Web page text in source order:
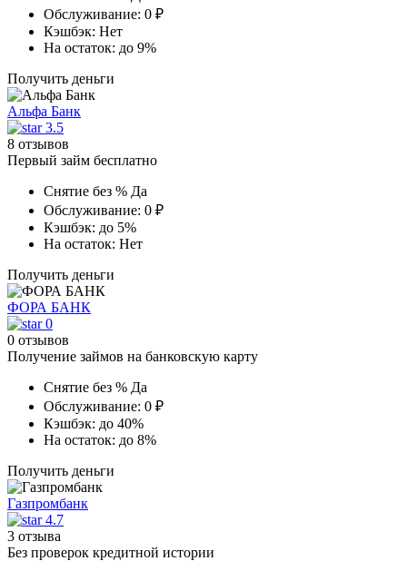
Обслуживание: 0 ₽
Кэшбэк: Нет
На остаток: до 9%
Получить деньги
Альфа Банк
3.5
8 отзывов
Первый займ бесплатно
Снятие без % Да
Обслуживание: 0 ₽
Кэшбэк: до 5%
На остаток: Нет
Получить деньги
ФОРА БАНК
0
0 отзывов
Получение займов на банковскую карту
Снятие без % Да
Обслуживание: 0 ₽
Кэшбэк: до 40%
На остаток: до 8%
Получить деньги
Газпромбанк
4.7
3 отзыва
Без проверок кредитной истории